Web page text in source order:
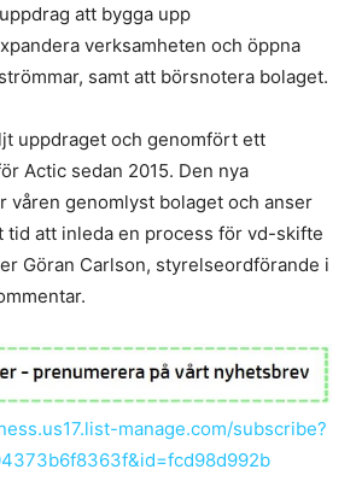
att bygga upp
verksamheten och öppna
samt att börsnotera bolaget.
uppdraget och genomfört ett
Actic sedan 2015. Den nya
våren genomlyst bolaget och anser
tid att inleda en process för vd-skifte
Göran Carlson, styrelseordförande i
manage.com/subscribe?